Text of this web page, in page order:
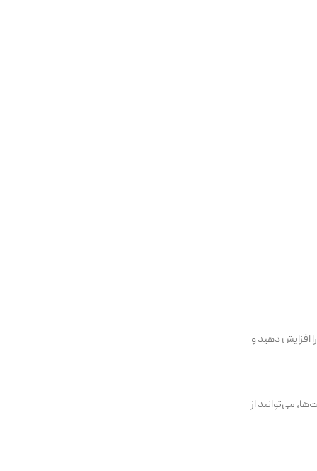
افزایش دهید و
می‌توانید از